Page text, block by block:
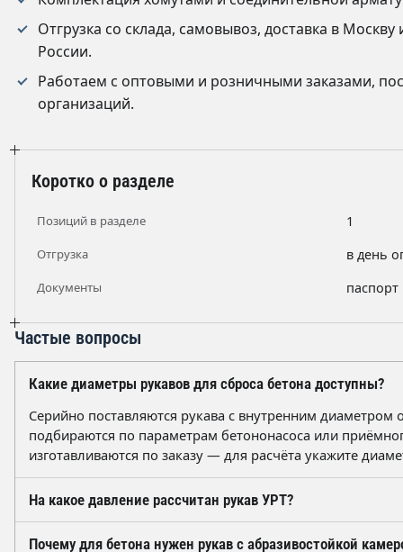
Отгрузка со склада, самовывоз, доставка в
России.
Работаем с оптовыми и розничными заказами,
организаций.
Коротко о разделе
Позиций в разделе 1
Отгрузка в день
Документы
Частые вопросы
Какие диаметры рукавов для сброса бетона доступны?
Серийно поставляются рукава с внутренним
подбираются по параметрам бетононасоса или
изготавливаются по заказу — для расчёта укажите
На какое давление рассчитан рукав УРТ?
Почему для бетона нужен рукав с абразивостойкой